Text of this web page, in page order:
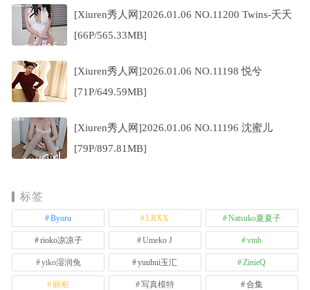
[Xiuren秀人网]2026.01.06 NO.11200 Twins-夭夭
[66P/565.33MB]
[Xiuren秀人网]2026.01.06 NO.11198 悦兮
[71P/649.59MB]
[Xiuren秀人网]2026.01.06 NO.11196 沈蜜儿
[79P/897.81MB]
标签
Byoru LRXX Natsuko夏夏子
rioko凉凉子 Umeko J vmb
yiko湿润兔 yuuhui玉汇 ZinieQ
丽柜 写真模特 合集